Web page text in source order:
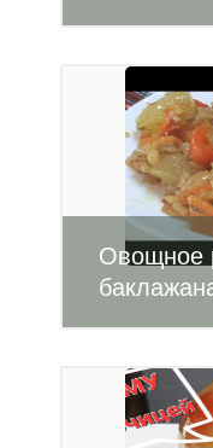
Овощное